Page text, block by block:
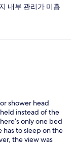
내부 관리가 미흡
shower head
instead of the
only one bed
to sleep on the
the view was